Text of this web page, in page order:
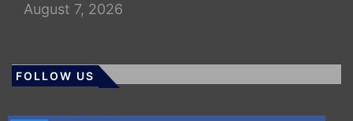
August 7, 2026
FOLLOW US